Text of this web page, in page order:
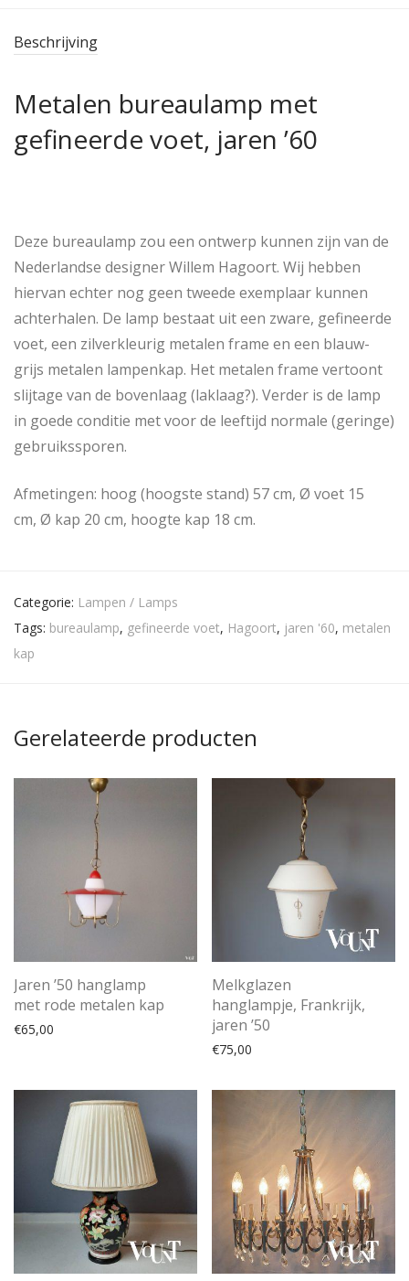
Beschrijving
Metalen bureaulamp met
gefineerde voet, jaren ’60
Deze bureaulamp zou een ontwerp kunnen zijn van de
Nederlandse designer Willem Hagoort. Wij hebben
hiervan echter nog geen tweede exemplaar kunnen
achterhalen. De lamp bestaat uit een zware, gefineerde
voet, een zilverkleurig metalen frame en een blauw-
grijs metalen lampenkap. Het metalen frame vertoont
slijtage van de bovenlaag (laklaag?). Verder is de lamp
in goede conditie met voor de leeftijd normale (geringe)
gebruikssporen.
Afmetingen: hoog (hoogste stand) 57 cm, Ø voet 15
cm, Ø kap 20 cm, hoogte kap 18 cm.
Categorie: Lampen / Lamps
Tags: bureaulamp, gefineerde voet, Hagoort, jaren '60, metalen
kap
Gerelateerde producten
Jaren ’50 hanglamp
met rode metalen kap
€65,00
Melkglazen
hanglampje, Frankrijk,
jaren ’50
€75,00